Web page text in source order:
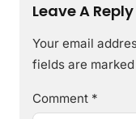
Leave A Reply
Your email
fields are marked
Comment *